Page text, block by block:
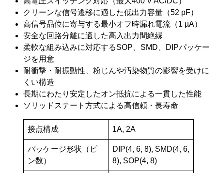
クリーンな信号遷移に適した低出力容量（52 pF）
高信号品位に寄与する最小オフ時漏れ電流（1 µA）
安全な回路分離に適した高入出力間絶縁
柔軟な組み込みに対応するSOP、SMD、DIPパッケー
ジを用意
耐衝撃・耐振動性、粉じんや汚染物質の影響を受けに
くい構造
長期にわたり安定したオン抵抗による一貫した性能
ソリッドステート方式による高信頼・長寿命
接点構成 1A, 2A
パッケージ形状（ピ
ン数）
DIP(4, 6, 8), SMD(4, 6,
8), SOP(4, 8)